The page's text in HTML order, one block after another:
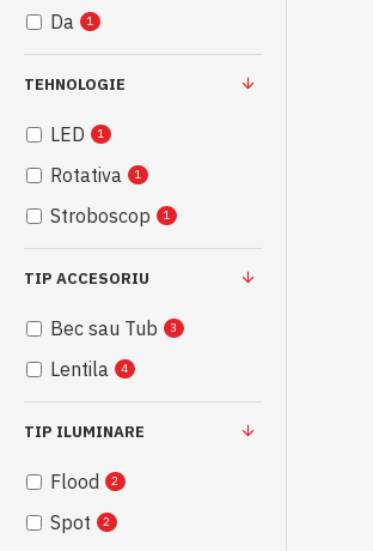
TIP ACCESORIU
Bec sau Tub 3
Lentila 4
Da 1
TIP ILUMINARE
Flood 2
Spot 2
TEHNOLOGIE
LED 1
Rotativa 1
Stroboscop 1